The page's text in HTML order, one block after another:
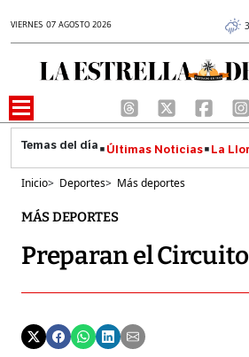
VIERNES 07 AGOSTO 2026
Últimas Noticias La
Inicio> Deportes> Más deportes
MÁS DEPORTES
Preparan el